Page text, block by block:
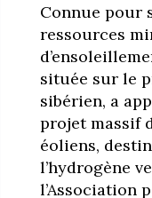
Connue pour
ressources
située sur le
sibérien, a
projet massif
éoliens,
l’hydrogène
l’Association